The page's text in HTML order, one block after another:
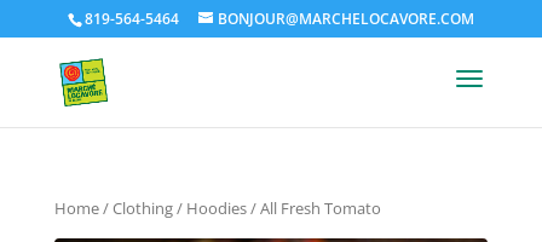
819-564-5464 BONJOUR@MARCHELOCAVORE.COM
Home/Clothing/ Hoodies/ All Fresh Tomato